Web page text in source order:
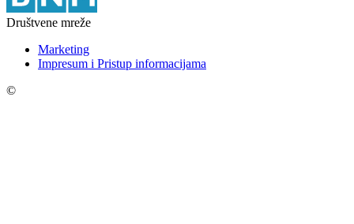
Društvene mreže
Marketing
Impresum i Pristup informacijama
©